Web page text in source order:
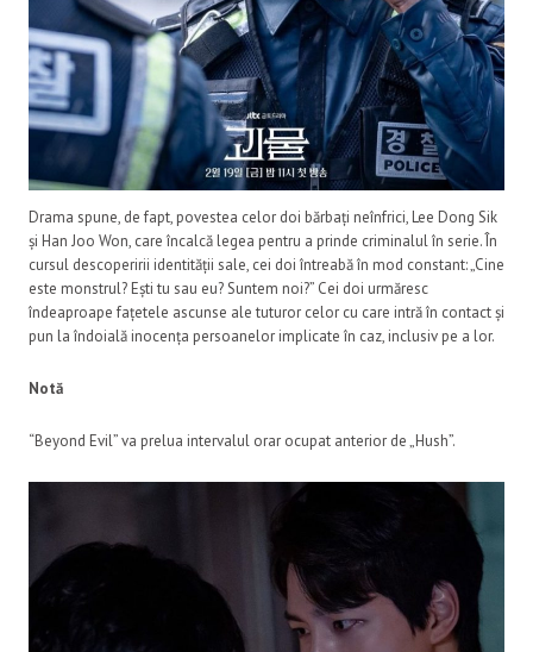
Drama spune, de fapt, povestea celor doi bărbați neînfrici, Lee Dong Sik
și Han Joo Won, care încalcă legea pentru a prinde criminalul în serie. În
cursul descoperirii identității sale, cei doi întreabă în mod constant: „Cine
este monstrul? Ești tu sau eu? Suntem noi?” Cei doi urmăresc
îndeaproape fațetele ascunse ale tuturor celor cu care intră în contact și
pun la îndoială inocența persoanelor implicate în caz, inclusiv pe a lor.
Notă
“Beyond Evil” va prelua intervalul orar ocupat anterior de „Hush”.